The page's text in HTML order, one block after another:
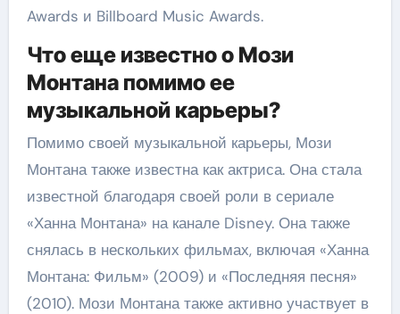
Awards и Billboard Music Awards.
Что еще известно о Мози
Монтана помимо ее
музыкальной карьеры?
Помимо своей музыкальной карьеры, Мози
Монтана также известна как актриса. Она стала
известной благодаря своей роли в сериале
«Ханна Монтана» на канале Disney. Она также
снялась в нескольких фильмах, включая «Ханна
Монтана: Фильм» (2009) и «Последняя песня»
(2010). Мози Монтана также активно участвует в